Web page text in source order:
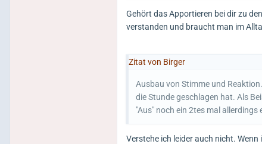
Gehört das Apportieren bei dir zu
verstanden und braucht man im
Zitat von Birger
Ausbau von Stimme und
die Stunde geschlagen hat. Als
"Aus" noch ein 2tes mal
Verstehe ich leider auch nicht.